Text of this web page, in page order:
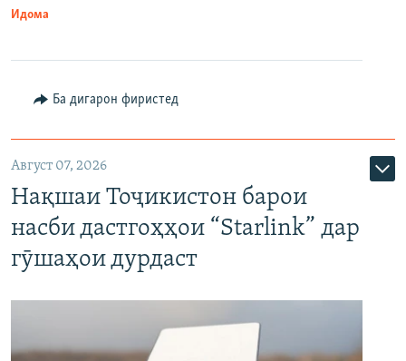
Идома
Ба дигарон фиристед
Август 07, 2026
Нақшаи Тоҷикистон барои
насби дастгоҳҳои “Starlink” дар
гӯшаҳои дурдаст